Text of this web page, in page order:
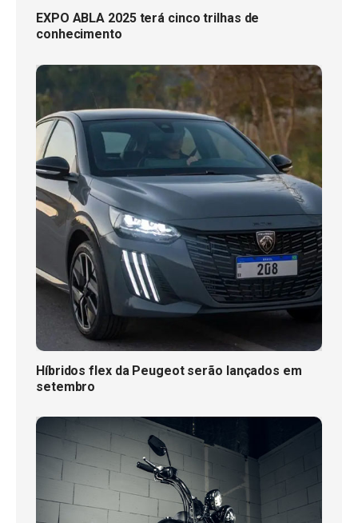
EXPO ABLA 2025 terá cinco trilhas de
conhecimento
Híbridos flex da Peugeot serão lançados em
setembro